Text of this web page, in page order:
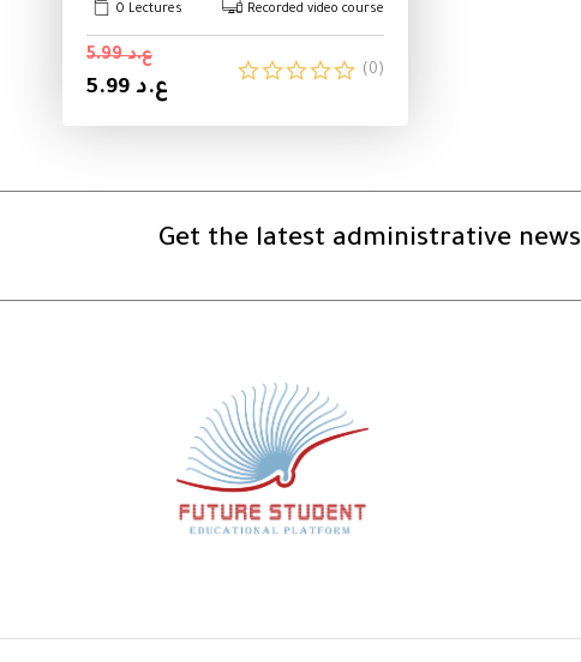
0 Lectures Recorded video course
ع.د 5.99
ع.د 5.99
(0)
Get the latest administrative news